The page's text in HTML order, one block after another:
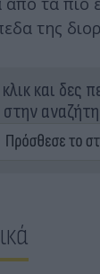
της
και δες
στην